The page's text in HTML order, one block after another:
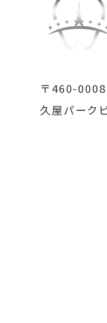
〒460-0008
久屋パーク